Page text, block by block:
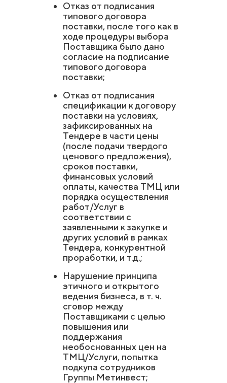
Отказ от подписания
типового договора
поставки, после того как в
ходе процедуры выбора
Поставщика было дано
согласие на подписание
типового договора
поставки;
Отказ от подписания
спецификации к договору
поставки на условиях,
зафиксированных на
Тендере в части цены
(после подачи твердого
ценового предложения),
сроков поставки,
финансовых условий
оплаты, качества ТМЦ или
порядка осуществления
работ/Услуг в
соответствии с
заявленными к закупке и
других условий в рамках
Тендера, конкурентной
проработки, и т.д.;
Нарушение принципа
этичного и открытого
ведения бизнеса, в т. ч.
сговор между
Поставщиками с целью
повышения или
поддержания
необоснованных цен на
ТМЦ/Услуги, попытка
подкупа сотрудников
Группы Метинвест;